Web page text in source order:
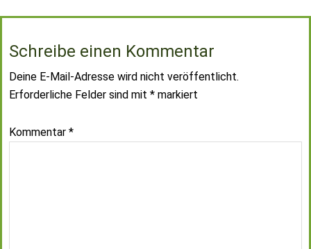
Schreibe einen Kommentar
Deine E-Mail-Adresse wird nicht veröffentlicht.
Erforderliche Felder sind mit * markiert
Kommentar *